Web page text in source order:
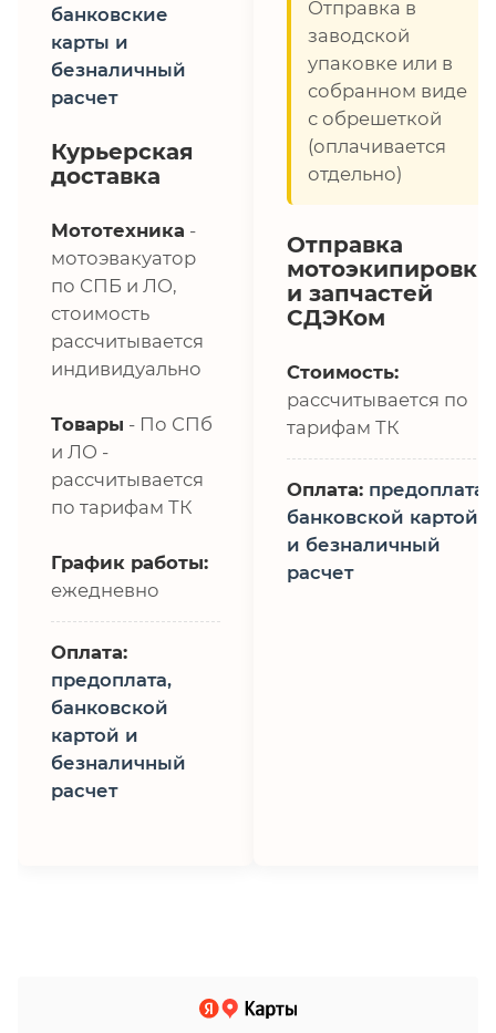
банковские
карты и
безналичный
расчет
Курьерская
доставка
Мототехника -
мотоэвакуатор
по СПБ и ЛО,
стоимость
рассчитывается
индивидуально
Товары - По СПб
и ЛО -
рассчитывается
по тарифам ТК
График работы:
ежедневно
Оплата:
предоплата,
банковской
картой и
безналичный
расчет
Отправка в
заводской
упаковке или в
собранном виде
с обрешеткой
(оплачивается
отдельно)
Отправка
мотоэкипировки
и запчастей
СДЭКом
Стоимость:
рассчитывается по
тарифам ТК
Оплата: предоплата,
банковской картой
и безналичный
расчет